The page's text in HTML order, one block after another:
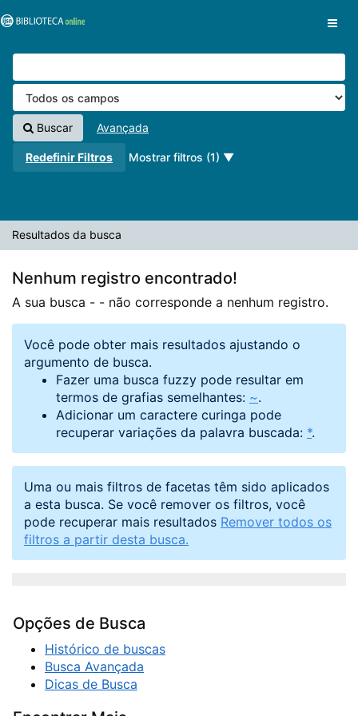
VuFind
Buscar Avançada
Redefinir Filtros Mostrar filtros (1)
Resultados da busca
Nenhum registro encontrado!
A sua busca - - não corresponde a nenhum registro.
Você pode obter mais resultados ajustando o
argumento de busca.
Fazer uma busca fuzzy pode resultar em
termos de grafias semelhantes: ~.
Adicionar um caractere curinga pode
recuperar variações da palavra buscada: *.
Uma ou mais filtros de facetas têm sido aplicados
a esta busca. Se você remover os filtros, você
pode recuperar mais resultados Remover todos os
filtros a partir desta busca.
Opções de Busca
Histórico de buscas
Busca Avançada
Dicas de Busca